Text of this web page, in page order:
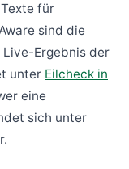
für
sind die
Live-Ergebnis der
unter Eilcheck in
eine
sich unter